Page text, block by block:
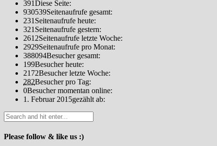
391Diese Seite:
930539Seitenaufrufe gesamt:
231Seitenaufrufe heute:
321Seitenaufrufe gestern:
2612Seitenaufrufe letzte Woche:
2929Seitenaufrufe pro Monat:
388094Besucher gesamt:
199Besucher heute:
2172Besucher letzte Woche:
282Besucher pro Tag:
0Besucher momentan online:
1. Februar 2015gezählt ab:
Please follow & like us :)